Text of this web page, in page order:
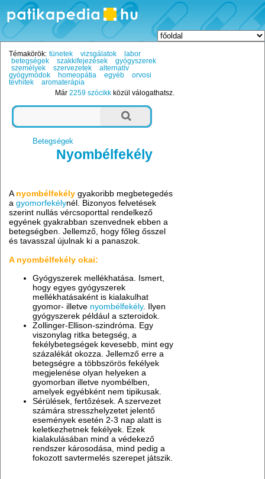
Témakörök: tünetek vizsgálatok
labor
betegségek
szakkifejezések
gyógyszerek
személyek
szervezetek
alternatív
gyógymódok
homeopátia egyéb
orvosi
tévhitek
aromaterápia
Már2259 szócikk közül válogathatsz.
Betegségek
Nyombélfekély
A nyombélfekély gyakoribb megbetegedés
agyomorfekélynél. Bizonyos felvetések
szerint nullás vércsoporttal rendelkező
egyének gyakrabban szenvednek ebben a
betegségben. Jellemző, hogy főleg ősszel
és tavasszal újulnak ki a panaszok.
A nyombélfekély okai:
Gyógyszerek mellékhatása. Ismert,
hogy egyes gyógyszerek
mellékhatásaként is kialakulhat
gyomor- illetve nyombélfekély. Ilyen
gyógyszerek például a szteroidok.
Zollinger-Ellison-szindróma. Egy
viszonylag ritka betegség, a
fekélybetegségek kevesebb, mint egy
százalékát okozza. Jellemző erre a
betegségre a többszörös fekélyek
megjelenése olyan helyeken a
gyomorban illetve nyombélben,
amelyek egyébként nem tipikusak.
Sérülések, fertőzések. A szervezet
számára stresszhelyzetet jelentő
események esetén 2-3 nap alatt is
keletkezhetnek fekélyek. Ezek
kialakulásában mind a védekező
rendszer károsodása, mind pedig a
fokozott savtermelés szerepet játszik.